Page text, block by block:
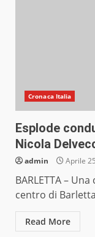
Cronaca Italia
Esplode
Nicola
admin Aprile
BARLETTA –
centro di
Read More